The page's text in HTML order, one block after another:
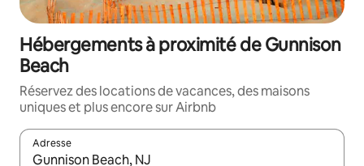
Hébergements à proximité de Gunnison
Beach
Réservez des locations de vacances, des maisons
uniques et plus encore sur Airbnb
Adresse
Lorsque les résultats s'affichent, utilisez les flèches vers le